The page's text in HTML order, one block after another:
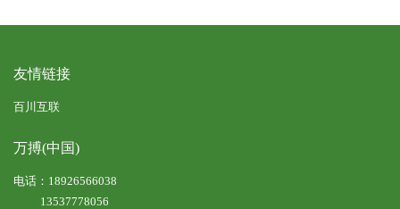
友情链接
百川互联
万搏(中国)
电话：18926566038
13537778056